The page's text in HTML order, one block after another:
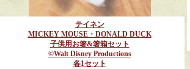
テイネン
MICKEY MOUSE・DONALD DUCK
子供用お箸&箸箱セット
©Walt Disney Productions
各1セット